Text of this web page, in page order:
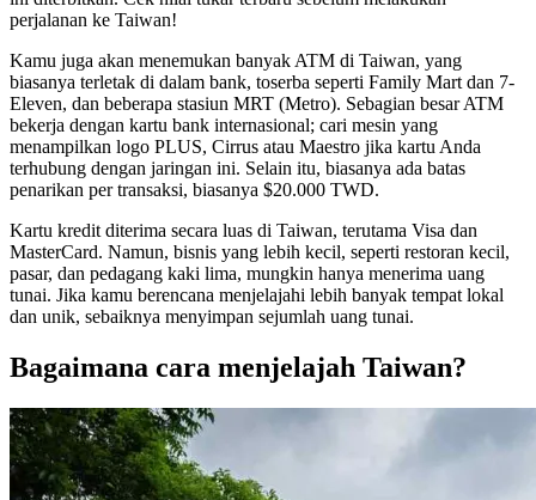
perjalanan ke Taiwan!
Kamu juga akan menemukan banyak ATM di Taiwan, yang
biasanya terletak di dalam bank, toserba seperti Family Mart dan 7-
Eleven, dan beberapa stasiun MRT (Metro). Sebagian besar ATM
bekerja dengan kartu bank internasional; cari mesin yang
menampilkan logo PLUS, Cirrus atau Maestro jika kartu Anda
terhubung dengan jaringan ini. Selain itu, biasanya ada batas
penarikan per transaksi, biasanya $20.000 TWD.
Kartu kredit diterima secara luas di Taiwan, terutama Visa dan
MasterCard. Namun, bisnis yang lebih kecil, seperti restoran kecil,
pasar, dan pedagang kaki lima, mungkin hanya menerima uang
tunai. Jika kamu berencana menjelajahi lebih banyak tempat lokal
dan unik, sebaiknya menyimpan sejumlah uang tunai.
Bagaimana cara menjelajah Taiwan?